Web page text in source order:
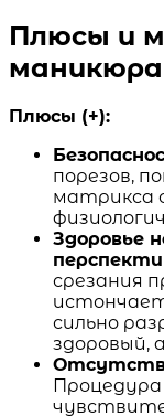
Плюсы и
маникюра
Плюсы (+):
порезов,
матрикса
Здоровье
срезания
сильно
здоровый,